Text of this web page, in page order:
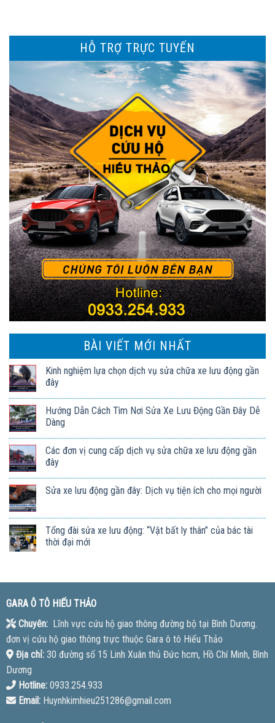
HỖ TRỢ TRỰC TUYẾN
BÀI VIẾT MỚI NHẤT
Kinh nghiệm lựa chọn dịch vụ sửa chữa xe lưu động gần
đây
Hướng Dẫn Cách Tìm Nơi Sửa Xe Lưu Động Gần Đây Dễ
Dàng
Các đơn vị cung cấp dịch vụ sửa chữa xe lưu động gần
đây
Sửa xe lưu động gần đây: Dịch vụ tiện ích cho mọi người
Tổng đài sửa xe lưu động: “Vật bất ly thân” của bác tài
thời đại mới
GARA Ô TÔ HIẾU THẢO
Chuyên:Lĩnh vực cứu hộ giao thông đường bộ tại Bình Dương.
đơn vị cứu hộ giao thông trực thuộc Gara ô tô Hiếu Thảo
Địa chỉ:30 đường số 15 Linh Xuân thủ Đức hcm, Hồ Chí Minh, Bình
Dương
Hotline:0933.254.933
Email:Huynhkimhieu251286@gmail.com